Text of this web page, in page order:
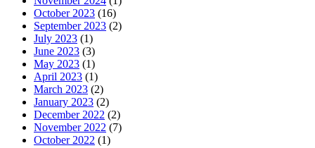
October 2023 (16)
September 2023 (2)
July 2023 (1)
June 2023 (3)
May 2023 (1)
April 2023 (1)
March 2023 (2)
January 2023 (2)
December 2022 (2)
November 2022 (7)
October 2022 (1)